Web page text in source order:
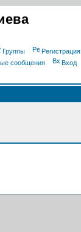
Группы
Регистрация
сообщения
Вход